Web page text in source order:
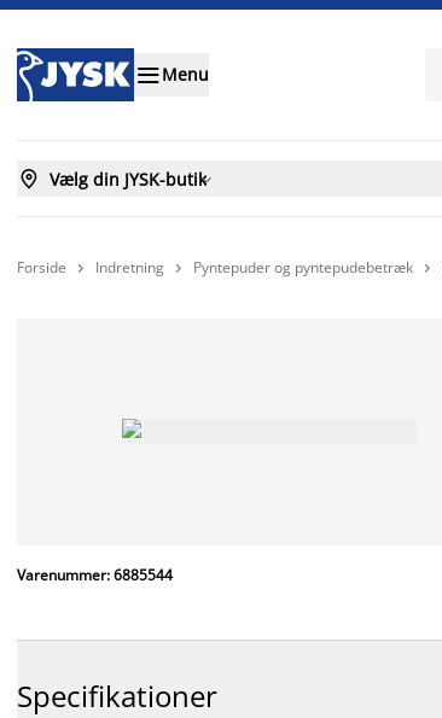
Menu
 Vælg din JYSK-butik
Forside  Indretning  Pyntepuder og pyntepudebetræk 
Varenummer: 6885544
Specifikationer